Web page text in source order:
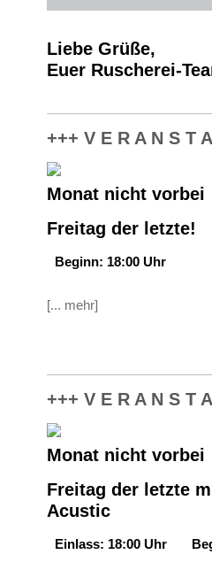
Liebe Grüße,
Euer Ruscherei-
+++ V E R A N S T
Monat nicht vorbei
Freitag der letzte!
Beginn: 18:00 Uhr
[... mehr]
+++ V E R A N S T
Monat nicht vorbei
Freitag der letzte
Acustic
Einlass: 18:00 Uhr